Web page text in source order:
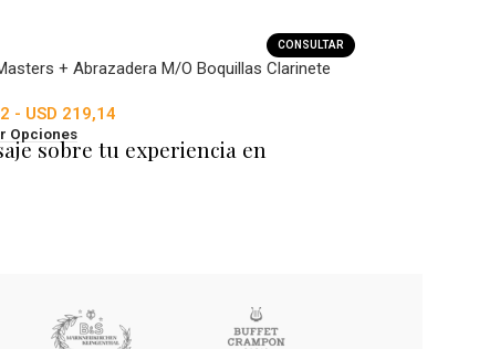
CONSULTAR
+ Abrazadera M/O Boquillas Clarinete
- USD 219,14
Opciones
sobre tu experiencia en